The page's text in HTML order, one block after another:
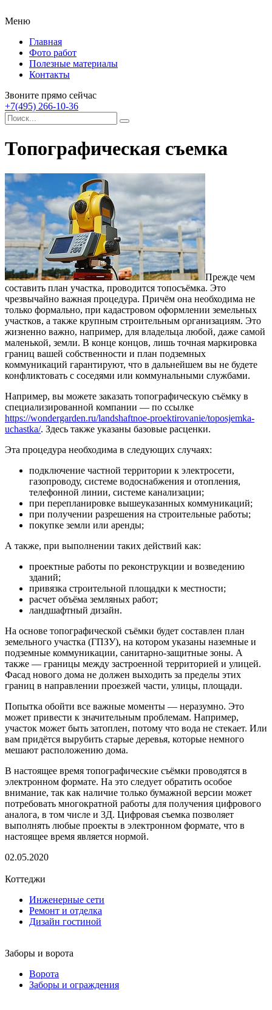
Меню
Главная
Фото работ
Полезные материалы
Контакты
Звоните прямо сейчас
+7(495) 266-10-36
Топографическая съемка
Прежде чем
составить план участка, проводится топосъёмка. Это
чрезвычайно важная процедура. Причём она необходима не
только формально, при кадастровом оформлении земельных
участков, а также крупным строительным организациям. Это
жизненно важно, например, для владельца любой, даже самой
маленькой, земли. В конце концов, лишь точная маркировка
границ вашей собственности и план подземных
коммуникаций гарантируют, что в дальнейшем вы не будете
конфликтовать с соседями или коммунальными службами.
Например, вы можете заказать топографическую съёмку в
специализированной компании — по ссылке
https://wondergarden.ru/landshaftnoe-proektirovanie/toposjemka-
uchastka/. Здесь также указаны базовые расценки.
Эта процедура необходима в следующих случаях:
подключение частной территории к электросети,
газопроводу, системе водоснабжения и отопления,
телефонной линии, системе канализации;
при перепланировке вышеуказанных коммуникаций;
при получении разрешения на строительные работы;
покупке земли или аренды;
А также, при выполнении таких действий как:
проектные работы по реконструкции и возведению
зданий;
привязка строительной площадки к местности;
расчет объёма земляных работ;
ландшафтный дизайн.
На основе топографической съёмки будет составлен план
земельного участка (ГПЗУ), на котором указаны наземные и
подземные коммуникации, санитарно-защитные зоны. А
также — границы между застроенной территорией и улицей.
Фасад нового дома не должен выходить за пределы этих
границ в направлении проезжей части, улицы, площади.
Попытка обойти все важные моменты — неразумно. Это
может привести к значительным проблемам. Например,
участок может быть затоплен, потому что вода не стекает. Или
вам придётся вырубить старые деревья, которые немного
мешают расположению дома.
В настоящее время топографические съёмки проводятся в
электронном формате. На это следует обратить особое
внимание, так как наличие только бумажной версии может
потребовать многократной работы для получения цифрового
аналога, в том числе и 3Д. Цифровая съемка позволяет
выполнять любые проекты в электронном формате, что в
настоящее время является нормой.
02.05.2020
Коттеджи
Инженерные сети
Ремонт и отделка
Дизайн гостиной
Заборы и ворота
Ворота
Заборы и ограждения